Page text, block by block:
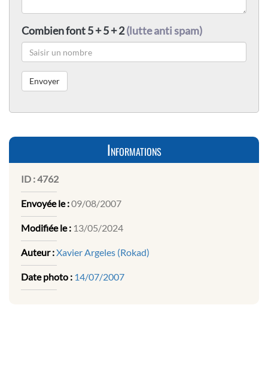
Combien font 5 + 5 + 2(lutte anti spam)
Informations
ID :4762
Envoyée le :09/08/2007
Modifiée le : 13/05/2024
Auteur :Xavier Argeles (Rokad)
Date photo : 14/07/2007